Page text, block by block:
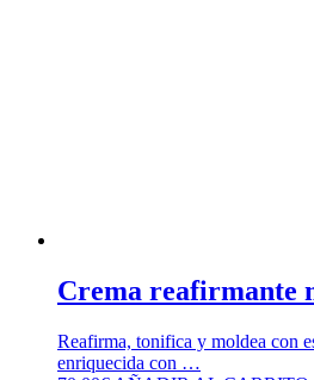
Crema reafirmante
Reafirma, tonifica y moldea con
enriquecida con …